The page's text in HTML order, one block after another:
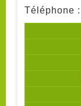
Téléphone